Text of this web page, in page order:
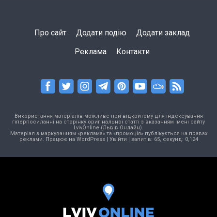
Про сайт Додати подію Додати заклад
Реклама Контакти
Використання матеріалів можливе при відкритому для індексування
гіперпосиланні на сторінку оригінальної статті з вказанням імені сайту
LvivOnline (Львів Онлайн).
Матеріал з маркуванням «реклама» та «промоція» публікується на правах
реклами. Працює на WordPress| Увійти | запитів: 65, секунд: 0,124